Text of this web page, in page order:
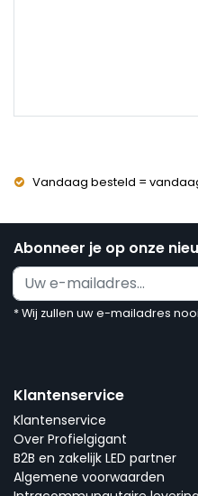
Vandaag besteld =
Abonneer je op onze
* Wij zullen uw e-mailadres
Klantenservice
Klantenservice
Over Profielgigant
B2B en zakelijk LED partner
Algemene voorwaarden